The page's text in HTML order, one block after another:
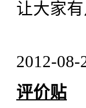
让大家
2012-08-
评价贴